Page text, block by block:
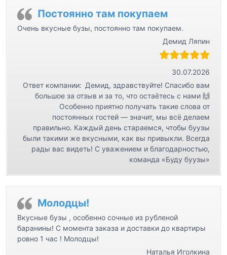
Постоянно там покупаем
Очень вкусные бузы, постоянно там покупаем.
Демид Ляпин
30.07.2026
Ответ компании: Демид, здравствуйте! Спасибо вам
большое за отзыв и за то, что остаётесь с нами 🙌
Особенно приятно получать такие слова от
постоянных гостей — значит, мы всё делаем
правильно. Каждый день стараемся, чтобы буузы
были такими же вкусными, как вы привыкли. Всегда
рады вас видеть! С уважением и благодарностью,
команда «Буду буузы»
Молодцы!
Вкусные бузы , особенно сочные из рубленой
баранины! С момента заказа и доставки до квартиры
ровно 1 час ! Молодцы!
Наталья Иголкина